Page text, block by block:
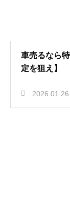
車売るなら
定を狙え】
2026.01.26